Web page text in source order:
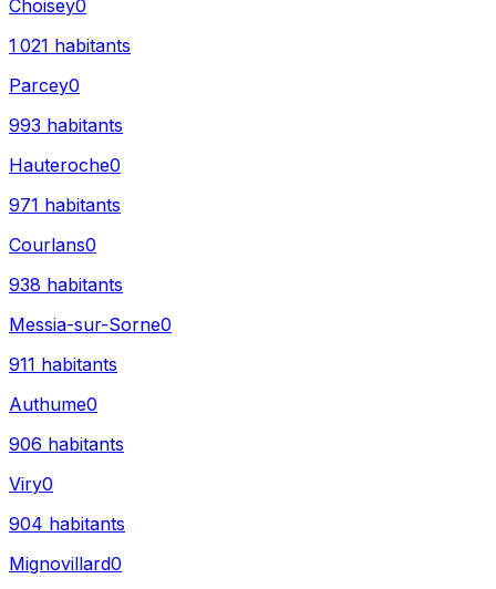
Choisey0
1 021 habitants
Parcey0
993 habitants
Hauteroche0
971 habitants
Courlans0
938 habitants
Messia-sur-Sorne0
911 habitants
Authume0
906 habitants
Viry0
904 habitants
Mignovillard0